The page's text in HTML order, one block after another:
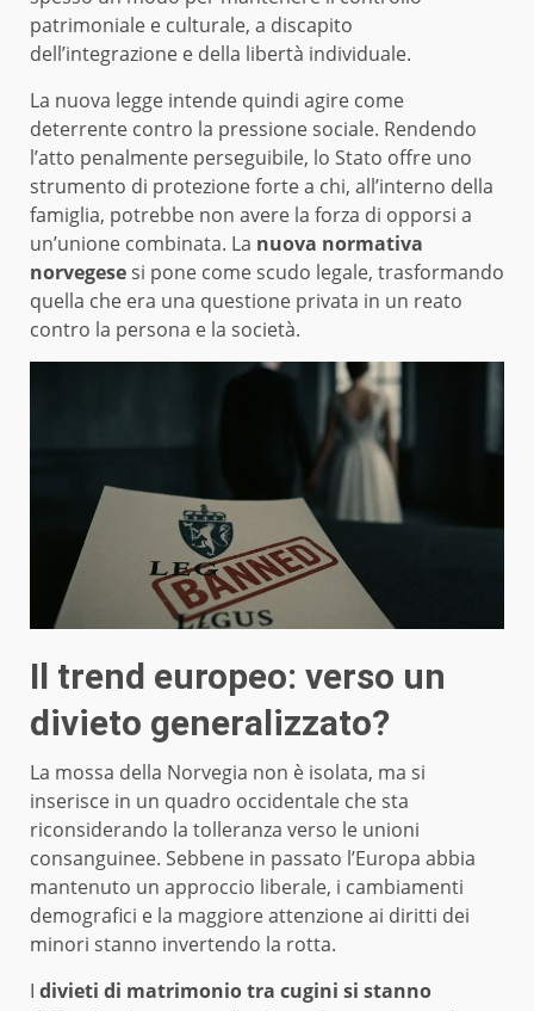
patrimoniale e culturale, a discapito
dell’integrazione e della libertà individuale.
La nuova legge intende quindi agire come
deterrente contro la pressione sociale. Rendendo
l’atto penalmente perseguibile, lo Stato offre uno
strumento di protezione forte a chi, all’interno della
famiglia, potrebbe non avere la forza di opporsi a
un’unione combinata. La nuova normativa
norvegesesi pone come scudo legale, trasformando
quella che era una questione privata in un reato
contro la persona e la società.
Il trend europeo: verso un
divieto generalizzato?
La mossa della Norvegia non è isolata, ma si
inserisce in un quadro occidentale che sta
riconsiderando la tolleranza verso le unioni
consanguinee. Sebbene in passato l’Europa abbia
mantenuto un approccio liberale, i cambiamenti
demografici e la maggiore attenzione ai diritti dei
minori stanno invertendo la rotta.
I divieti di matrimonio tra cugini si stanno